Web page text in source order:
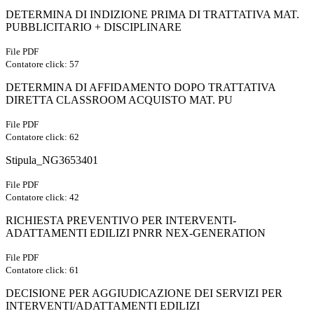
DETERMINA DI INDIZIONE PRIMA DI TRATTATIVA MAT.
PUBBLICITARIO + DISCIPLINARE
File PDF
Contatore click: 57
DETERMINA DI AFFIDAMENTO DOPO TRATTATIVA
DIRETTA CLASSROOM ACQUISTO MAT. PU
File PDF
Contatore click: 62
Stipula_NG3653401
File PDF
Contatore click: 42
RICHIESTA PREVENTIVO PER INTERVENTI-
ADATTAMENTI EDILIZI PNRR NEX-GENERATION
File PDF
Contatore click: 61
DECISIONE PER AGGIUDICAZIONE DEI SERVIZI PER
INTERVENTI/ADATTAMENTI EDILIZI